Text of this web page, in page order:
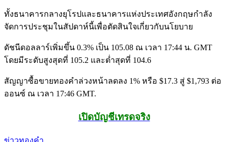
ทั้งธนาคารกลางยุโรปและธนาคารแห่งประเทศอังกฤษกำลัง
จัดการประชุมในสัปดาห์นี้เพื่อตัดสินใจเกี่ยวกับนโยบาย
ดัชนีดอลลาร์เพิ่มขึ้น 0.3% เป็น 105.08 ณ เวลา 17:44 น. GMT
โดยมีระดับสูงสุดที่ 105.2 และต่ำสุดที่ 104.6
สัญญาซื้อขายทองคำล่วงหน้าลดลง 1% หรือ $17.3 สู่ $1,793 ต่อ
ออนซ์ ณ เวลา 17:46 GMT.
เปิดบัญชีเทรดจริง
ข่าวทองคำ